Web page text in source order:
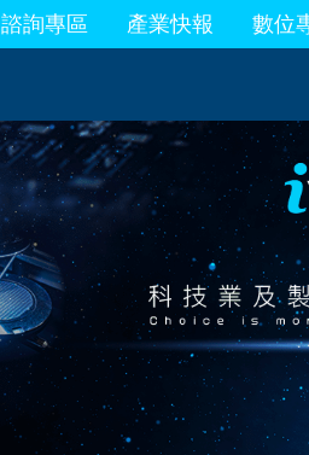
諮詢專區 產業快報 數位